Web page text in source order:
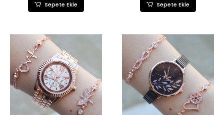
Sepete Ekle Sepete Ekle